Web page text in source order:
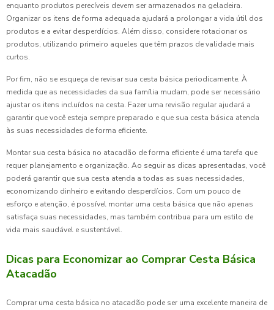
enquanto produtos perecíveis devem ser armazenados na geladeira.
Organizar os itens de forma adequada ajudará a prolongar a vida útil dos
produtos e a evitar desperdícios. Além disso, considere rotacionar os
produtos, utilizando primeiro aqueles que têm prazos de validade mais
curtos.
Por fim, não se esqueça de revisar sua cesta básica periodicamente. À
medida que as necessidades da sua família mudam, pode ser necessário
ajustar os itens incluídos na cesta. Fazer uma revisão regular ajudará a
garantir que você esteja sempre preparado e que sua cesta básica atenda
às suas necessidades de forma eficiente.
Montar sua cesta básica no atacadão de forma eficiente é uma tarefa que
requer planejamento e organização. Ao seguir as dicas apresentadas, você
poderá garantir que sua cesta atenda a todas as suas necessidades,
economizando dinheiro e evitando desperdícios. Com um pouco de
esforço e atenção, é possível montar uma cesta básica que não apenas
satisfaça suas necessidades, mas também contribua para um estilo de
vida mais saudável e sustentável.
Dicas para Economizar ao Comprar Cesta Básica
Atacadão
Comprar uma cesta básica no atacadão pode ser uma excelente maneira de